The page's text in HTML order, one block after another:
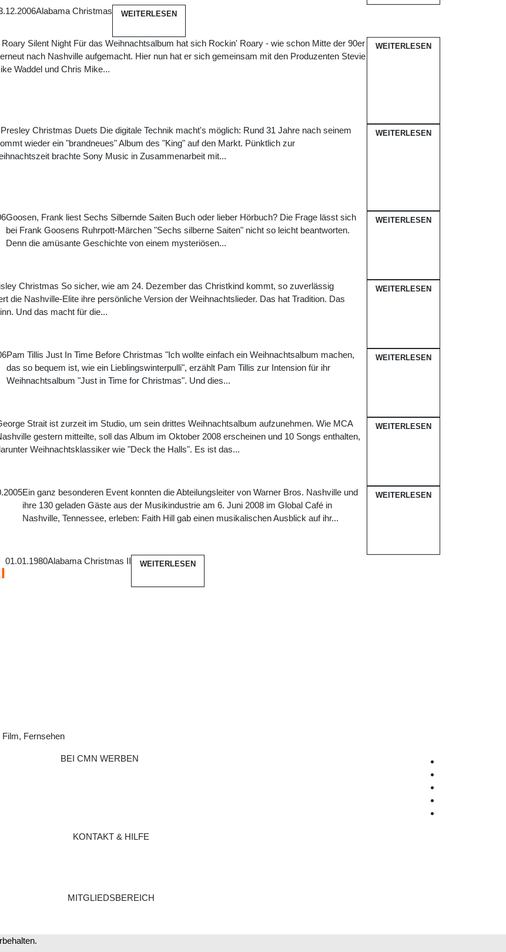
Alabama Christmas WEITERLESEN
Silent Night Für das Weihnachtsalbum hat sich Rockin' Roary - wie schon Mitte der 90er
nach Nashville aufgemacht. Hier nun hat er sich gemeinsam mit den Produzenten Stevie
Waddel und Chris Mike...
WEITERLESEN
Christmas Duets Die digitale Technik macht's möglich: Rund 31 Jahre nach seinem
wieder ein "brandneues" Album des "King" auf den Markt. Pünktlich zur
brachte Sony Music in Zusammenarbeit mit...
WEITERLESEN
Goosen, Frank liest Sechs Silbernde Saiten Buch oder lieber Hörbuch? Die Frage lässt sich
bei Frank Goosens Ruhrpott-Märchen "Sechs silberne Saiten" nicht so leicht beantworten.
Denn die amüsante Geschichte von einem mysteriösen...
WEITERLESEN
Christmas So sicher, wie am 24. Dezember das Christkind kommt, so zuverlässig
die Nashville-Elite ihre persönliche Version der Weihnachtslieder. Das hat Tradition. Das
Und das macht für die...
WEITERLESEN
Pam Tillis Just In Time Before Christmas "Ich wollte einfach ein Weihnachtsalbum machen,
das so bequem ist, wie ein Lieblingswinterpulli", erzählt Pam Tillis zur Intension für ihr
Weihnachtsalbum "Just in Time for Christmas". Und dies...
WEITERLESEN
Strait ist zurzeit im Studio, um sein drittes Weihnachtsalbum aufzunehmen. Wie MCA
gestern mitteilte, soll das Album im Oktober 2008 erscheinen und 10 Songs enthalten,
Weihnachtsklassiker wie "Deck the Halls". Es ist das...
WEITERLESEN
Ein ganz besonderen Event konnten die Abteilungsleiter von Warner Bros. Nashville und
ihre 130 geladen Gäste aus der Musikindustrie am 6. Juni 2008 im Global Café in
Nashville, Tennessee, erleben: Faith Hill gab einen musikalischen Ausblick auf ihr...
WEITERLESEN
01.01.1980Alabama Christmas II WEITERLESEN
Fernsehen
BEI CMN WERBEN
KONTAKT & HILFE
MITGLIEDSBEREICH